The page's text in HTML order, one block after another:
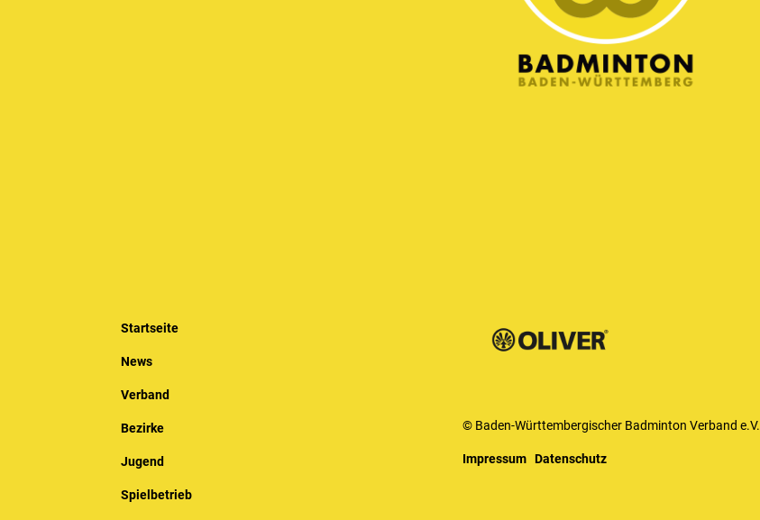
Startseite
News
Verband
Bezirke
Jugend
Spielbetrieb
© Baden-Württembergischer Badminton Verband e.V.
Impressum Datenschutz